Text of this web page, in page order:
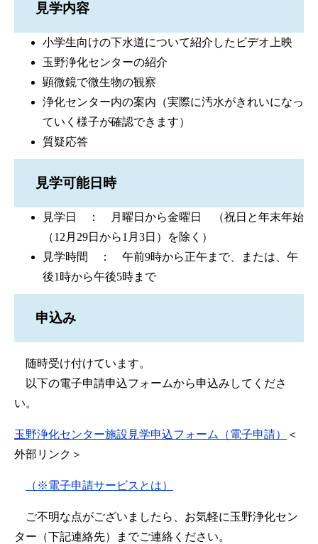
見学内容
小学生向けの下水道について紹介したビデオ上映
玉野浄化センターの紹介
顕微鏡で微生物の観察
浄化センター内の案内（実際に汚水がきれいになっ
ていく様子が確認できます）
質疑応答
見学可能日時
見学日 ： 月曜日から金曜日 （祝日と年末年始
（12月29日から1月3日）を除く）
見学時間 ： 午前9時から正午まで、または、午
後1時から午後5時まで
申込み
随時受け付けています。
以下の電子申請申込フォームから申込みしてくださ
い。
玉野浄化センター施設見学申込フォーム（電子申請）
＜
外部リンク＞
（※電子申請サービスとは）
ご不明な点がございましたら、お気軽に玉野浄化セン
ター（下記連絡先）までご連絡ください。